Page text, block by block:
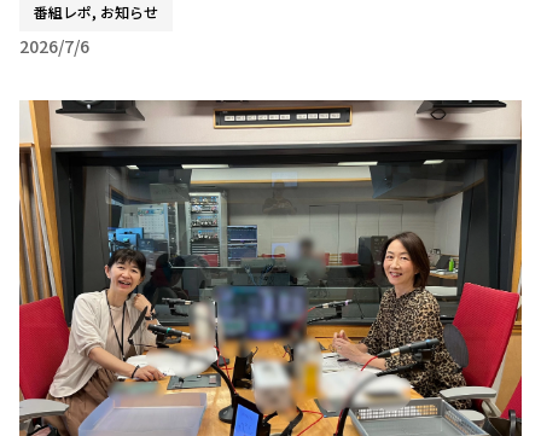
番組レポ, お知らせ
2026/7/6